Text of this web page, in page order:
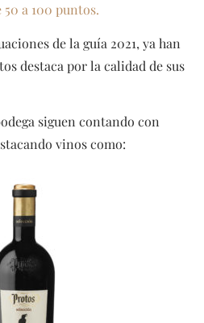
a 100 puntos.
de la guía 2021, ya han
destaca por la calidad de sus
siguen contando con
vinos como: